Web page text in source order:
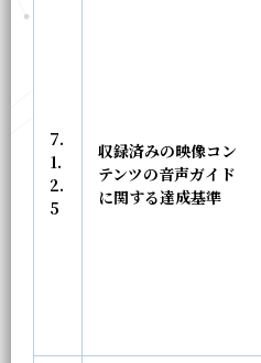
7.
1.
2.
5
収録済みの映像コン
テンツの音声ガイド
に関する達成基準